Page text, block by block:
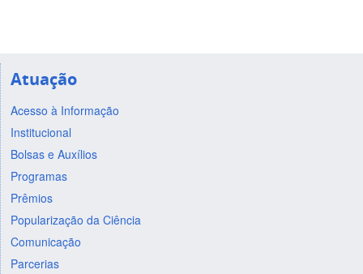
Atuação
Acesso à Informação
Institucional
Bolsas e Auxílios
Programas
Prêmios
Popularização da Ciência
Comunicação
Parcerias